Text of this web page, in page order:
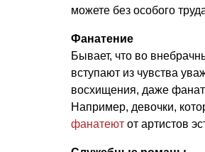
можете без особого
Фанатение
Бывает, что во
вступают из чувства
восхищения, даже
Например, девочки,
фанатеют от артистов